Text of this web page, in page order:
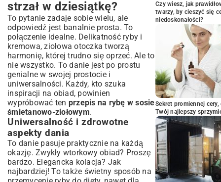
sałatki
Jakie wino pasuje do ryby w kremowym
sosie?
Najczęstsze błędy i porady szefa kuchni
Jak uniknąć rozwarstwienia sosu?
Nieprzepieczona czy przesuszona? Idealna
konsystencja ryby
Podsumowanie: Delektuj się smakiem
domowej kuchni
strzał w dziesiątkę?
To pytanie zadaje sobie wielu, ale
odpowiedź jest banalnie prosta. To
połączenie idealne. Delikatność ryby i
kremowa, ziołowa otoczka tworzą
harmonię, której trudno się oprzeć. Ale to
nie wszystko. To danie jest po prostu
genialne w swojej prostocie i
uniwersalności. Każdy, kto szuka
inspiracji na obiad, powinien
wypróbować ten przepis na rybę w sosie
śmietanowo-ziołowym.
Uniwersalność i zdrowotne
aspekty dania
To danie pasuje praktycznie na każdą
okazję. Zwykły wtorkowy obiad? Proszę
bardzo. Elegancka kolacja? Jak
najbardziej! To także świetny sposób na
Czy wiesz, jak
twarzy, by cieszyć się
niedoskonałości?
Sekret promiennej
Twój najlepszy